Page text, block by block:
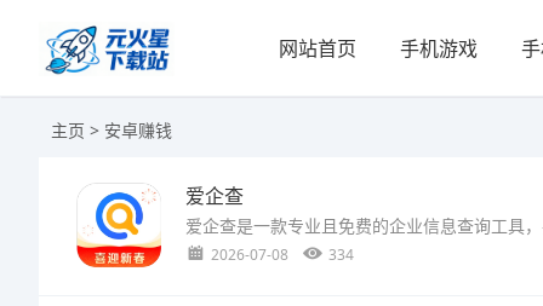
网站首页 手机游戏
主页 > 安卓赚钱
爱企查
2026-07-08 334